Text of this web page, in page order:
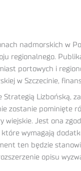
nadmorskich w
regionalnego.
portowych i
w Szczecinie,
Lizbońską,
zostanie pominięte
Jest ona
wymagają
ten będzie
opisu